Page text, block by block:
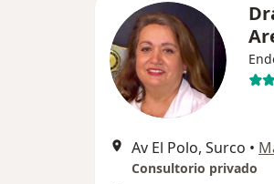
Av El Polo, Surco •
Consultorio privado